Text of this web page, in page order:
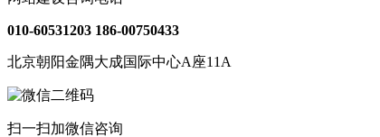
010-60531203 186-00750433
北京朝阳金隅大成国际中心A座11A
扫一扫加微信咨询